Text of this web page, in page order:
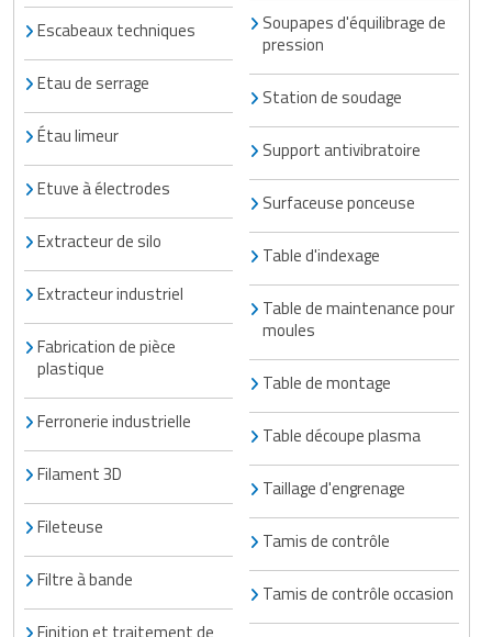
Escabeaux techniques
Etau de serrage
Étau limeur
Etuve à électrodes
Extracteur de silo
Extracteur industriel
Fabrication de pièce
plastique
Ferronerie industrielle
Filament 3D
Fileteuse
Filtre à bande
Soupapes d'équilibrage de
pression
Station de soudage
Support antivibratoire
Surfaceuse ponceuse
Table d'indexage
Table de maintenance pour
moules
Table de montage
Table découpe plasma
Taillage d'engrenage
Tamis de contrôle
Tamis de contrôle occasion